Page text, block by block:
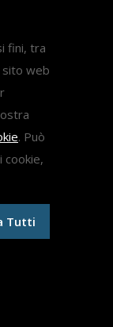
fini, tra
sito web
. Può
cookie,
Tutti